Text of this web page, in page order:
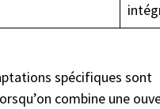
spécifiques sont
combine une